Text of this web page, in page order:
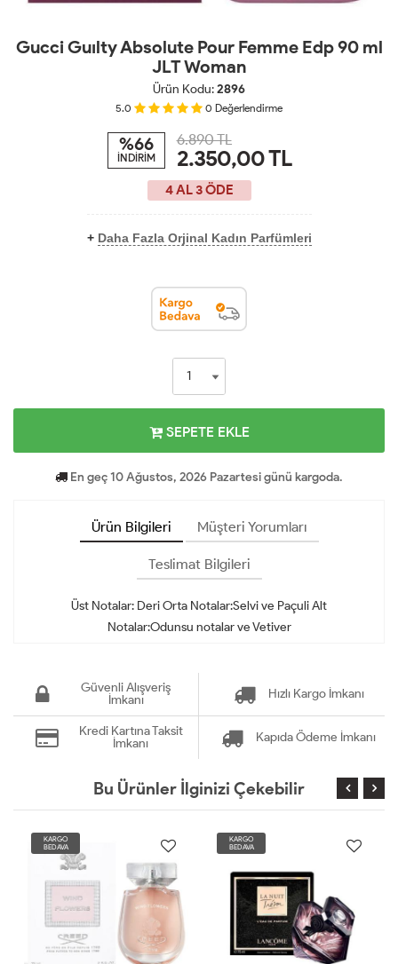
Gucci Guılty Absolute Pour Femme Edp 90 ml
JLT Woman
Ürün Kodu:2896
5.0 0 Değerlendirme
%66
İNDİRİM
6.890 TL
2.350,00TL
4 AL 3 ÖDE
+ Daha Fazla Orjinal Kadın Parfümleri
SEPETE EKLE
En geç 10 Ağustos, 2026 Pazartesi günü kargoda.
Ürün Bilgileri Müşteri Yorumları
Teslimat Bilgileri
Üst Notalar: Deri Orta Notalar:Selvi ve Paçuli Alt
Notalar:Odunsu notalar ve Vetiver
Güvenli Alışveriş
İmkanı
Hızlı Kargo İmkanı
Kredi Kartına Taksit
İmkanı
Kapıda Ödeme İmkanı
Bu Ürünler İlginizi Çekebilir
KARGO
BEDAVA
KARGO
BEDAVA